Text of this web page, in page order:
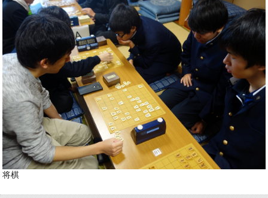
将棋